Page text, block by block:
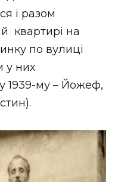
і разом
квартирі на
по вулиці
у них
1939-му – Йожеф,